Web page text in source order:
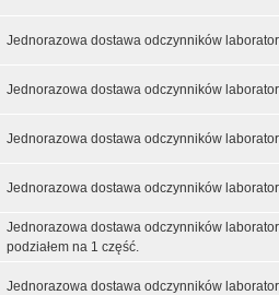
Jednorazowa dostawa odczynników
Jednorazowa dostawa odczynników
Jednorazowa dostawa odczynników
Jednorazowa dostawa odczynników
Jednorazowa dostawa odczynników
podziałem na 1 część.
Jednorazowa dostawa odczynników